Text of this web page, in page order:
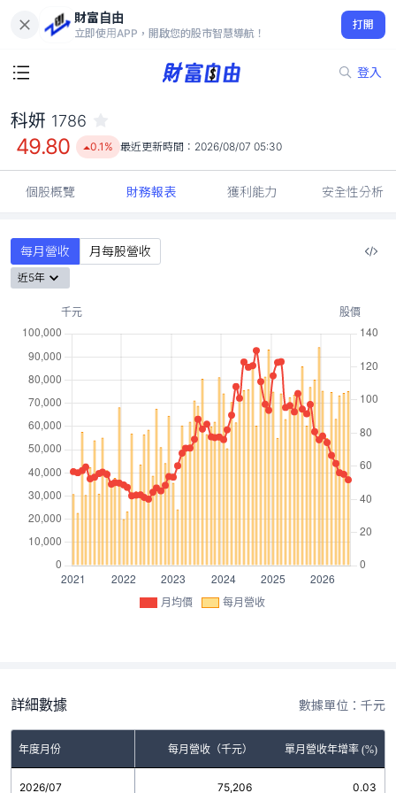
財富自由
立即使用APP，開啟您的股市智慧導航！
打開
登入
49.80
0.1%
科妍 1786
49.80 0.1% 最近更新時間： 2026/08/07 05:30
個股概覽 財務報表 獲利能力 安全性分析
每月營收 月每股營收
近5年
月均價 每月營收
詳細數據 數據單位：千元
年度月份 每月營收（千元） 單月營收年增率 (%)
2026/07 75,206 0.03